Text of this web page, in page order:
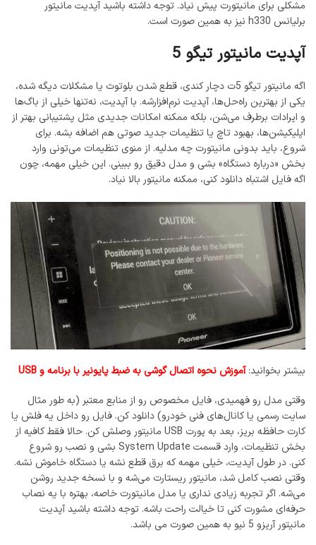
مشکلی برای مانیتورت پیش نیاد. توجه داشته باشید آپدیت مانیتور
برلیانس h330 نیز به همین صورت است.
آپدیت مانیتور تیگو 5
اگه مانیتور تیگو 5‌ت دچار کندی، قطع شدن بلوتوث یا مشکلات دیگه شده،
یکی از بهترین راه‌حل‌ها، آپدیت نرم‌افزارشه. با آپدیت، نه‌تنها خیلی از باگ‌ها
و ایرادات برطرف می‌شن، بلکه ممکنه امکانات جدیدی مثل پشتیبانی بهتر از
اپلیکیشن‌ها، بهبود تاچ یا تنظیمات جدید صوتی هم اضافه بشه. برای
شروع، باید بدونی مانیتورت چه مدلیه. از منوی تنظیمات می‌تونی وارد
بخش «درباره دستگاه» بشی و مدل دقیق رو ببینی. این خیلی مهمه، چون
اگه فایل اشتباه دانلود کنی، ممکنه مانیتور بالا نیاد.
بیشتر بخوانید:آموزش نحوه اتصال گوشی به ضبط پایونیر با برنامه و USB
وقتی مدل رو فهمیدی، فایل مخصوص رو از منابع معتبر (به طور مثال
سایت رسمی یا کانال‌های فنی خودرو) دانلود کن. فایل رو داخل یه فلش یا
کارت حافظه بریز، بعد به پورت USB مانیتور وصلش کن. حالا فقط کافیه از
بخش تنظیمات، وارد قسمت System Update بشی و نصب رو شروع
کنی. در طول آپدیت، خیلی مهمه که برق قطع نشه یا دستگاه خاموش نشه.
وقتی نصب کامل شد، مانیتور ریستارت می‌شه و با نسخه جدید روشن
می‌شه. اگر تجربه زیادی نداری یا مدل مانیتورت خاصه، بهتره با یه نصاب
حرفه‌ای مشورت کنی تا خیالت راحت باشه. توجه داشته باشید آپدیت
مانیتور آریزو 5 نیو به همین صورت می باشد.